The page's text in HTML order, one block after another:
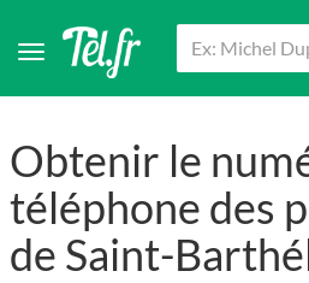
Obtenir le
téléphone des
de Saint-